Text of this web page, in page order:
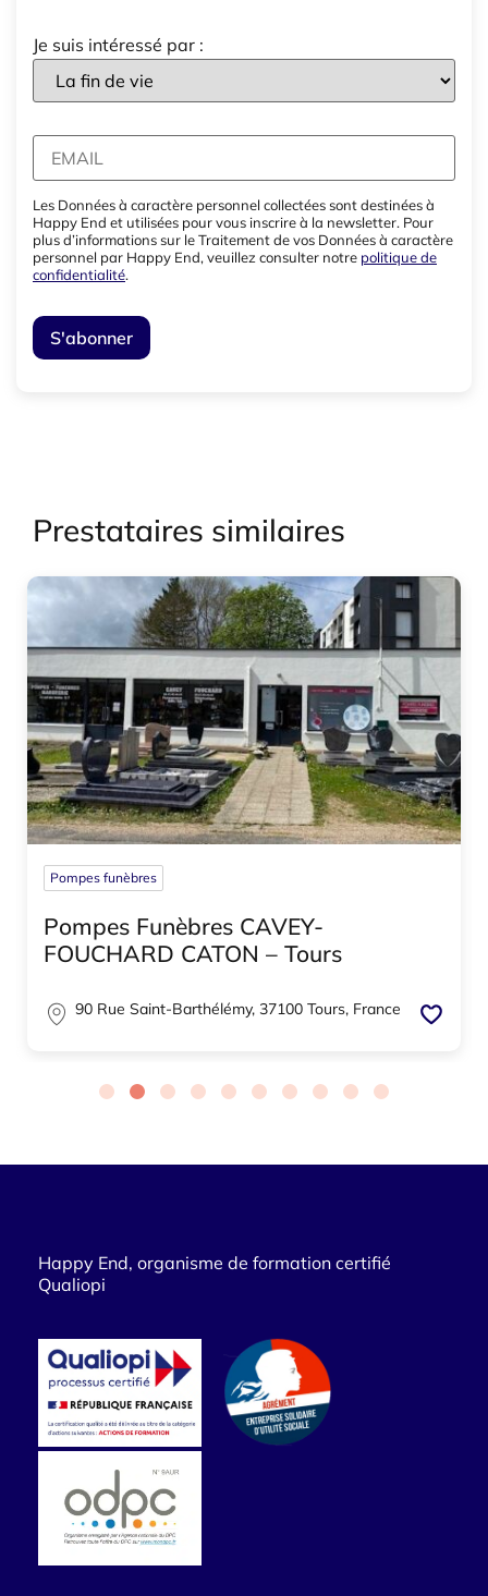
Je suis intéressé par :
Les Données à caractère personnel collectées sont destinées à
Happy End et utilisées pour vous inscrire à la newsletter. Pour
plus d’informations sur le Traitement de vos Données à caractère
personnel par Happy End, veuillez consulter notre politique de
confidentialité.
Prestataires similaires
Pompes funèbres
Pompes Funèbres CAVEY-
FOUCHARD CATON – Tours
90 Rue Saint-Barthélémy, 37100 Tours, France
Happy End, organisme de formation certifié
Qualiopi